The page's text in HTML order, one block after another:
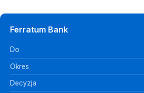
Ferratum Bank
Do
Okres
Decyzja